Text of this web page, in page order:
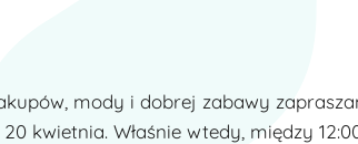
mody i dobrej zabawy
kwietnia. Właśnie wtedy, między